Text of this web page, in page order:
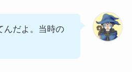
んだよ。当時の